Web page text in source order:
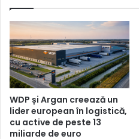
WDP și Argan creează un
lider european în logistică,
cu active de peste 13
miliarde de euro